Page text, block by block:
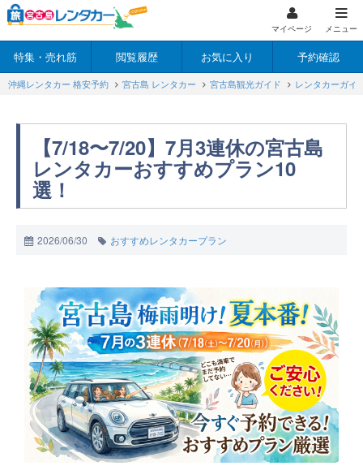
マイページ メニュー
特集・売れ筋 閲覧履歴 お気に入り 予約確認
沖縄レンタカー 格安予約 宮古島 レンタカー 宮古島観光ガイド レンタカーガイ
【7/18〜7/20】7月3連休の宮古島
レンタカーおすすめプラン10
選！
2026/06/30 おすすめレンタカープラン